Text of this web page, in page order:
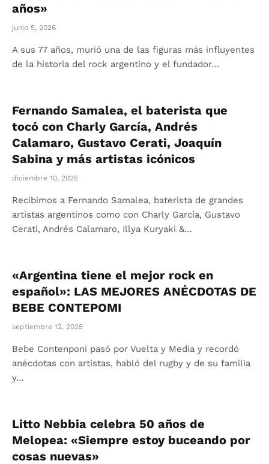
años»
junio 5, 2026
A sus 77 años, murió una de las figuras más influyentes
de la historia del rock argentino y el fundador…
Fernando Samalea, el baterista que
tocó con Charly García, Andrés
Calamaro, Gustavo Cerati, Joaquín
Sabina y más artistas icónicos
diciembre 10, 2025
Recibimos a Fernando Samalea, baterista de grandes
artistas argentinos como con Charly García, Gustavo
Cerati, Andrés Calamaro, Illya Kuryaki &…
«Argentina tiene el mejor rock en
español»: LAS MEJORES ANÉCDOTAS DE
BEBE CONTEPOMI
septiembre 12, 2025
Bebe Contenponi pasó por Vuelta y Media y recordó
anécdotas con artistas, habló del rugby y de su familia
y…
Litto Nebbia celebra 50 años de
Melopea: «Siempre estoy buceando por
cosas nuevas»